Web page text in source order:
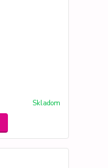
Skladom